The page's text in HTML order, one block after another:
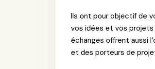
Ils ont pour objectif de
vos idées et vos projets
échanges offrent aussi
et des porteurs de